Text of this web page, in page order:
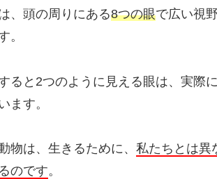
、頭の周りにある8つの眼で広い視
。
ると2つのように見える眼は、実際
ます。
物は、生きるために、 私たちとは異
のです。